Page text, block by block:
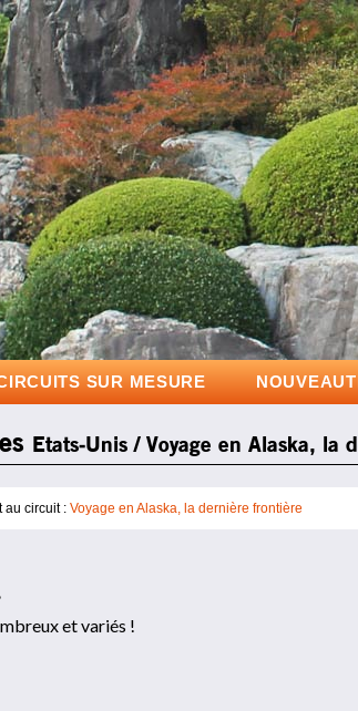
SUR MESURE
Etats-Unis / Voyage en Alaska, la
au circuit : Voyage en Alaska, la dernière frontière
et variés !